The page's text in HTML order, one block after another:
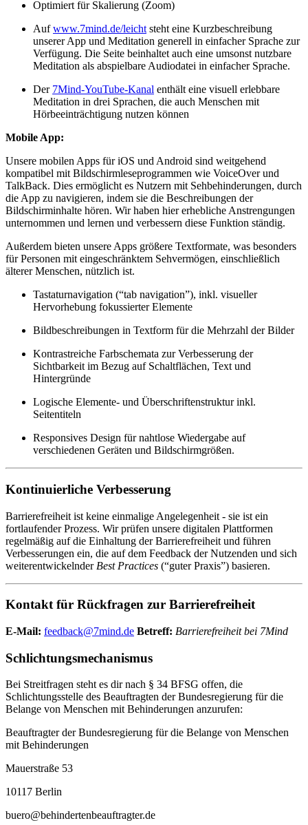
Optimiert für Skalierung (Zoom)
Aufwww.7mind.de/leicht steht eine Kurzbeschreibung
unserer App und Meditation generell in einfacher Sprache zur
Verfügung. Die Seite beinhaltet auch eine umsonst nutzbare
Meditation als abspielbare Audiodatei in einfacher Sprache.
Der 7Mind-YouTube-Kanal enthält eine visuell erlebbare
Meditation in drei Sprachen, die auch Menschen mit
Hörbeeinträchtigung nutzen können
Mobile App:
Unsere mobilen Apps für iOS und Android sind weitgehend
kompatibel mit Bildschirmleseprogrammen wie VoiceOver und
TalkBack. Dies ermöglicht es Nutzern mit Sehbehinderungen, durch
die App zu navigieren, indem sie die Beschreibungen der
Bildschirminhalte hören. Wir haben hier erhebliche Anstrengungen
unternommen und lernen und verbessern diese Funktion ständig.
Außerdem bieten unsere Apps größere Textformate, was besonders
für Personen mit eingeschränktem Sehvermögen, einschließlich
älterer Menschen, nützlich ist.
Tastaturnavigation (“tab navigation”), inkl. visueller
Hervorhebung fokussierter Elemente
Bildbeschreibungen in Textform für die Mehrzahl der Bilder
Kontrastreiche Farbschemata zur Verbesserung der
Sichtbarkeit im Bezug auf Schaltflächen, Text und
Hintergründe
Logische Elemente- und Überschriftenstruktur inkl.
Seitentiteln
Responsives Design für nahtlose Wiedergabe auf
verschiedenen Geräten und Bildschirmgrößen.
Kontinuierliche Verbesserung
Barrierefreiheit ist keine einmalige Angelegenheit - sie ist ein
fortlaufender Prozess. Wir prüfen unsere digitalen Plattformen
regelmäßig auf die Einhaltung der Barrierefreiheit und führen
Verbesserungen ein, die auf dem Feedback der Nutzenden und sich
weiterentwickelnder Best Practices (“guter Praxis”) basieren.
Kontakt für Rückfragen zur Barrierefreiheit
E-Mail: feedback@7mind.de Betreff: Barrierefreiheit bei 7Mind
Schlichtungsmechanismus
Bei Streitfragen steht es dir nach § 34 BFSG offen, die
Schlichtungsstelle des Beauftragten der Bundesregierung für die
Belange von Menschen mit Behinderungen anzurufen:
Beauftragter der Bundesregierung für die Belange von Menschen
mit Behinderungen
Mauerstraße 53
10117 Berlin
buero@behindertenbeauftragter.de